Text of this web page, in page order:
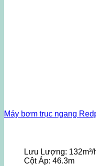
Máy bơm trục ngang
Lưu Lượng: 132m³/
Cột Áp: 46.3m